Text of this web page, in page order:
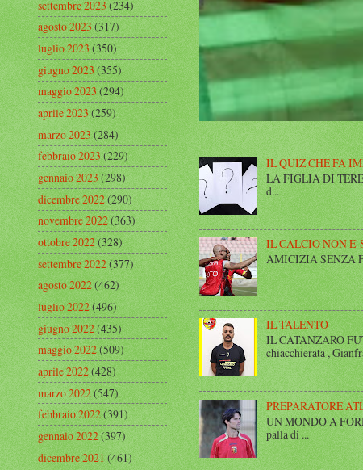
IL QUIZ CHE FA
LA FIGLIA DI
d...
IL CALCIO NON E'
AMICIZIA SENZA
IL TALENTO
IL CATANZARO
chiacchierata ,
PREPARATORE
UN MONDO A
palla di ...
settembre 2023(234)
agosto 2023(317)
luglio 2023(350)
giugno 2023(355)
maggio 2023(294)
aprile 2023(259)
marzo 2023(284)
febbraio 2023(229)
gennaio 2023(298)
dicembre 2022(290)
novembre 2022(363)
ottobre 2022(328)
settembre 2022(377)
agosto 2022(462)
luglio 2022(496)
giugno 2022(435)
maggio 2022(509)
aprile 2022(428)
marzo 2022(547)
febbraio 2022(391)
gennaio 2022(397)
dicembre 2021(461)